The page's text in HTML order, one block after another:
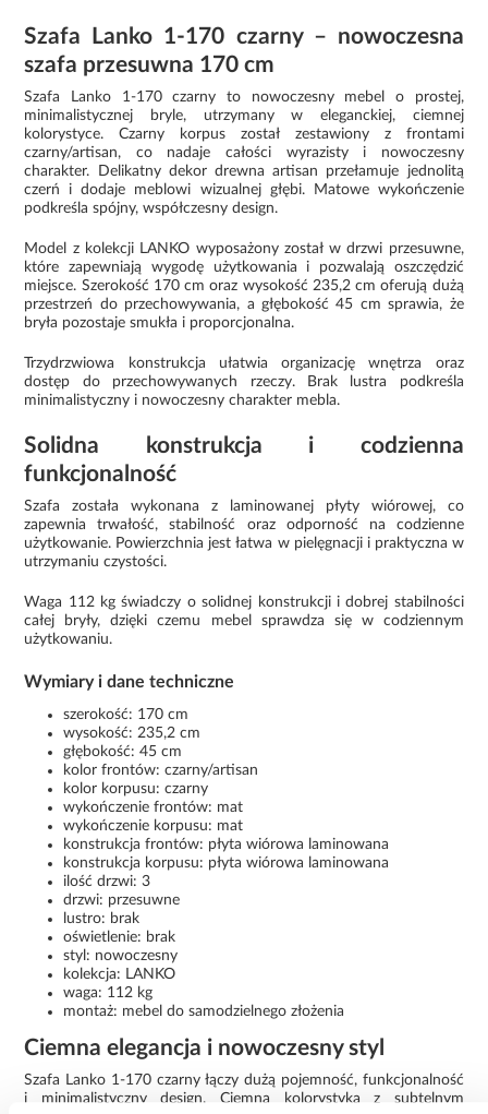
Szafa Lanko 1-170 czarny – nowoczesna
szafa przesuwna 170 cm
Szafa Lanko 1-170 czarny to nowoczesny mebel o prostej,
minimalistycznej bryle, utrzymany w eleganckiej, ciemnej
kolorystyce. Czarny korpus został zestawiony z frontami
czarny/artisan, co nadaje całości wyrazisty i nowoczesny
charakter. Delikatny dekor drewna artisan przełamuje jednolitą
czerń i dodaje meblowi wizualnej głębi. Matowe wykończenie
podkreśla spójny, współczesny design.
Model z kolekcji LANKO wyposażony został w drzwi przesuwne,
które zapewniają wygodę użytkowania i pozwalają oszczędzić
miejsce. Szerokość 170 cm oraz wysokość 235,2 cm oferują dużą
przestrzeń do przechowywania, a głębokość 45 cm sprawia, że
bryła pozostaje smukła i proporcjonalna.
Trzydrzwiowa konstrukcja ułatwia organizację wnętrza oraz
dostęp do przechowywanych rzeczy. Brak lustra podkreśla
minimalistyczny i nowoczesny charakter mebla.
Solidna konstrukcja i codzienna
funkcjonalność
Szafa została wykonana z laminowanej płyty wiórowej, co
zapewnia trwałość, stabilność oraz odporność na codzienne
użytkowanie. Powierzchnia jest łatwa w pielęgnacji i praktyczna w
utrzymaniu czystości.
Waga 112 kg świadczy o solidnej konstrukcji i dobrej stabilności
całej bryły, dzięki czemu mebel sprawdza się w codziennym
użytkowaniu.
Wymiary i dane techniczne
szerokość: 170 cm
wysokość: 235,2 cm
głębokość: 45 cm
kolor frontów: czarny/artisan
kolor korpusu: czarny
wykończenie frontów: mat
wykończenie korpusu: mat
konstrukcja frontów: płyta wiórowa laminowana
konstrukcja korpusu: płyta wiórowa laminowana
ilość drzwi: 3
drzwi: przesuwne
lustro: brak
oświetlenie: brak
styl: nowoczesny
kolekcja: LANKO
waga: 112 kg
montaż: mebel do samodzielnego złożenia
Ciemna elegancja i nowoczesny styl
Szafa Lanko 1-170 czarny łączy dużą pojemność, funkcjonalność
i minimalistyczny design. Ciemna kolorystyka z subtelnym